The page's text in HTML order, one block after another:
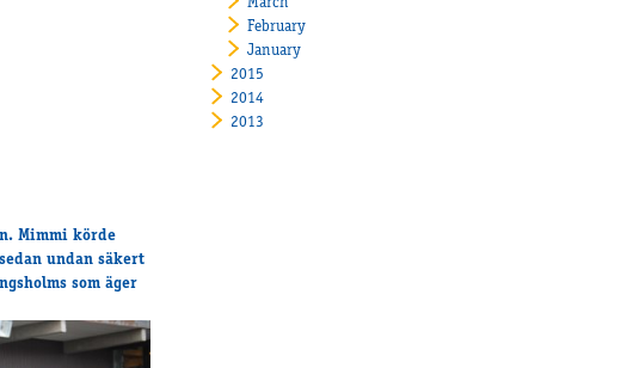
Mimmi körde
undan säkert
som äger
March
February
January
2015
2014
2013